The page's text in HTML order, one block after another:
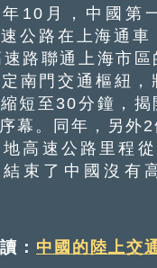
月，中國第一
公路在上海通車
路聯通上海市區
南門交通樞紐，
短至30分鐘，揭
幕。同年，另外
高速公路里程
束了中國沒有
： 中國的陸上交